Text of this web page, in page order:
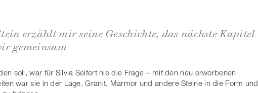
erzählt mir seine Geschichte, das nächste Kapitel
gemeinsam
soll, war für Silvia Seifert nie die Frage – mit den neu erworbenen
war sie in der Lage, Granit, Marmor und andere Steine in die Form und